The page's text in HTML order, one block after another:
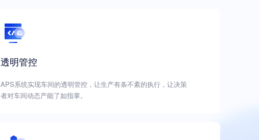
透明管控
APS系统实现车间的透明管控，让生产有条不紊的执行，让决策
者对车间动态产能了如指掌。